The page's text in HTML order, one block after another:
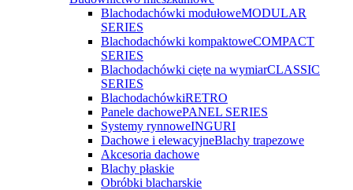
Blachodachówki modułoweMODULAR
SERIES
Blachodachówki kompaktoweCOMPACT
SERIES
Blachodachówki cięte na wymiarCLASSIC
SERIES
BlachodachówkiRETRO
Panele dachowePANEL SERIES
Systemy rynnoweINGURI
Dachowe i elewacyjneBlachy trapezowe
Akcesoria dachowe
Blachy płaskie
Obróbki blacharskie